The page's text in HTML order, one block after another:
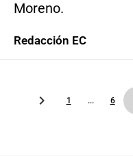
Moreno.
Redacción EC
1 ... 6